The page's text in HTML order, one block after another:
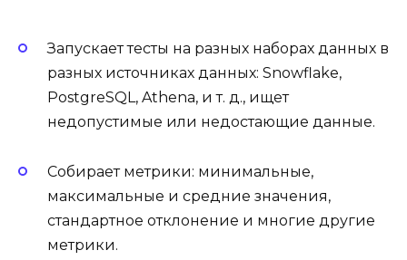
Запускает тесты на разных наборах данных в
разных источниках данных: Snowflake,
PostgreSQL, Athena, и т. д., ищет
недопустимые или недостающие данные.
Собирает метрики: минимальные,
максимальные и средние значения,
стандартное отклонение и многие другие
метрики.